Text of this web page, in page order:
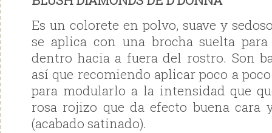
Es un colorete en polvo, suave y
se aplica con una brocha suelta
dentro hacia a fuera del rostro. Son
así que recomiendo aplicar poco a
para modularlo a la intensidad que
rosa rojizo que da efecto buena
(acabado satinado).